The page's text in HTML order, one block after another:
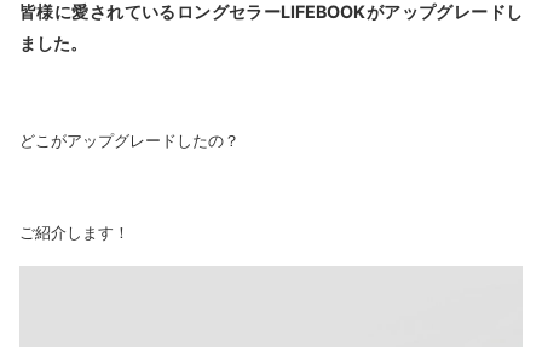
皆様に愛されているロングセラーLIFEBOOKがアップグレードし
ました。
どこがアップグレードしたの？
ご紹介します！